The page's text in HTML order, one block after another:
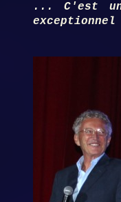
... C'est un
exceptionnel